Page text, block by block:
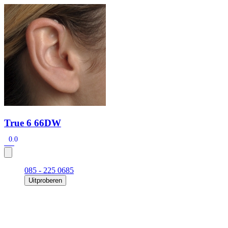
Zoeken
Snel zoeken
Signia hoortoestellenSignia Pure BCT IX
Hoortoestelbatterijen Widex filters
Signia Active Mini IX - Oplaadbaar
De Signia Active Mini IX is het nieuwste hoortoestel van Signia.
True 6 66DW
0.0
085 - 225 0685
Uitproberen